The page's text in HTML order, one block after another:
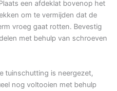
een afdeklat bovenop het
om te vermijden dat de
vroeg gaat rotten. Bevestig
met behulp van schroeven
tuinschutting is neergezet,
nog voltooien met behulp